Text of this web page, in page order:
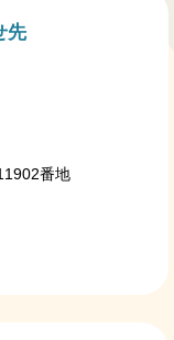
先
番地